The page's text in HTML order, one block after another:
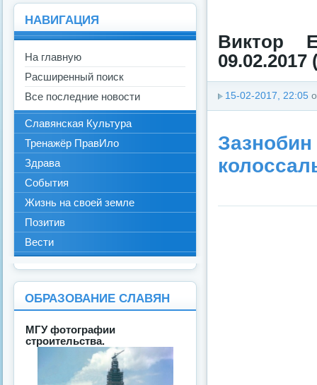
Виктор
09.02.2017
15-02-2017, 22:05
НАВИГАЦИЯ
На главную
Расширенный поиск
Все последние новости
Славянская Культура
Тренажёр ПравИло
Здрава
События
Жизнь на своей земле
Позитив
Вести
ОБРАЗОВАНИЕ СЛАВЯН
МГУ фотографии
строительства.